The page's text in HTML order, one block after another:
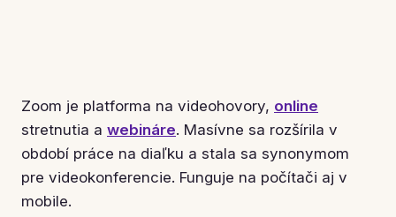
Zoom je platforma na videohovory, online
stretnutia a webináre. Masívne sa rozšírila v
období práce na diaľku a stala sa synonymom
pre videokonferencie. Funguje na počítači aj v
mobile.